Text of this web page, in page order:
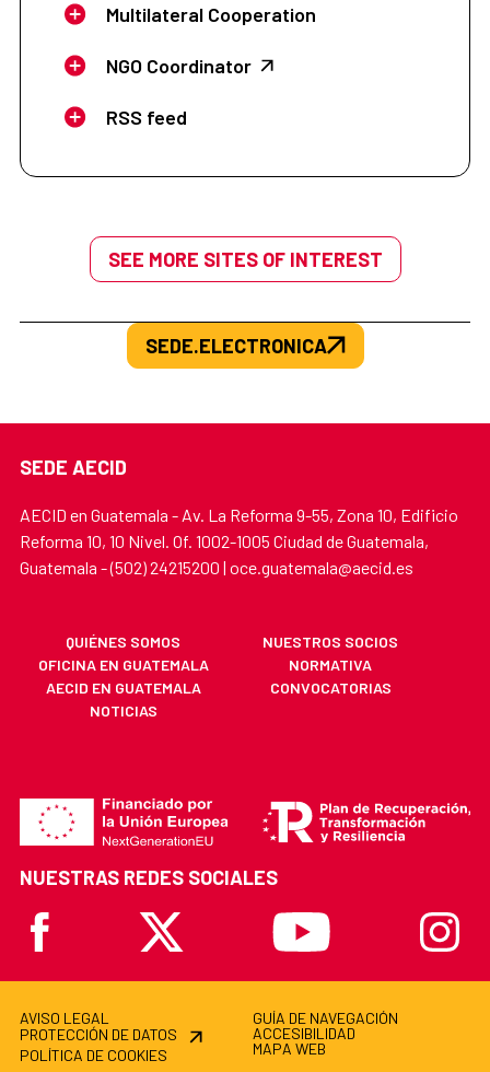
Multilateral Cooperation
NGO Coordinator
RSS feed
SEE MORE SITES OF INTEREST
SEDE.ELECTRONICA
SEDE AECID
AECID en Guatemala - Av. La Reforma 9-55, Zona 10, Edificio
Reforma 10, 10 Nivel. Of. 1002-1005 Ciudad de Guatemala,
Guatemala - (502) 24215200 | oce.guatemala@aecid.es
QUIÉNES SOMOS
NUESTROS SOCIOS
OFICINA EN GUATEMALA
NORMATIVA
AECID EN GUATEMALA
CONVOCATORIAS
NOTICIAS
NUESTRAS REDES SOCIALES
Facebook
X Youtube
AVISO LEGAL
PROTECCIÓN DE DATOS
POLÍTICA DE COOKIES
GUÍA DE NAVEGACIÓN
ACCESIBILIDAD
MAPA WEB